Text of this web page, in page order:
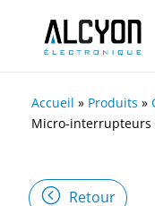
Accueil » Produits »
Micro-interrupteurs
Retour